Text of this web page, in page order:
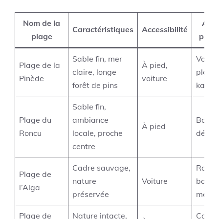
Nom de la
plage
Caractéristiques Accessibilité
Plage de la
Pinède
Sable fin, mer
claire, longe
forêt de pins
À pied,
voiture
Voile,
kayak
Plage du
Roncu
Sable fin,
ambiance
locale, proche
centre
À pied
Plage de
l’Alga
Cadre sauvage,
nature
préservée
Voiture
bains
mer
Plage de
Nature intacte,